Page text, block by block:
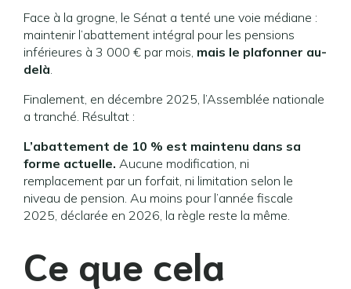
Face à la grogne, le Sénat a tenté une voie médiane :
maintenir l’abattement intégral pour les pensions
inférieures à 3 000 € par mois, mais le plafonner au-
delà.
Finalement, en décembre 2025, l’Assemblée nationale
a tranché. Résultat :
L’abattement de 10 % est maintenu dans sa
forme actuelle. Aucune modification, ni
remplacement par un forfait, ni limitation selon le
niveau de pension. Au moins pour l’année fiscale
2025, déclarée en 2026, la règle reste la même.
Ce que cela